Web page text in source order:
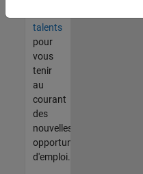
talents
pour
vous
tenir
au
courant
des
nouvelles
opportunités
d'emploi.